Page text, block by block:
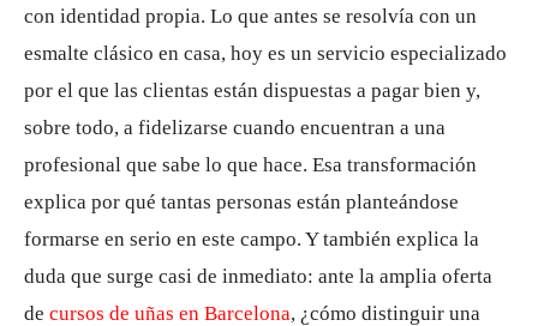
con identidad propia. Lo que antes se resolvía con un
esmalte clásico en casa, hoy es un servicio especializado
por el que las clientas están dispuestas a pagar bien y,
sobre todo, a fidelizarse cuando encuentran a una
profesional que sabe lo que hace. Esa transformación
explica por qué tantas personas están planteándose
formarse en serio en este campo. Y también explica la
duda que surge casi de inmediato: ante la amplia oferta
de cursos de uñas en Barcelona, ¿cómo distinguir una